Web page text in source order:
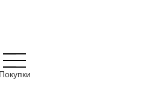
Покупки